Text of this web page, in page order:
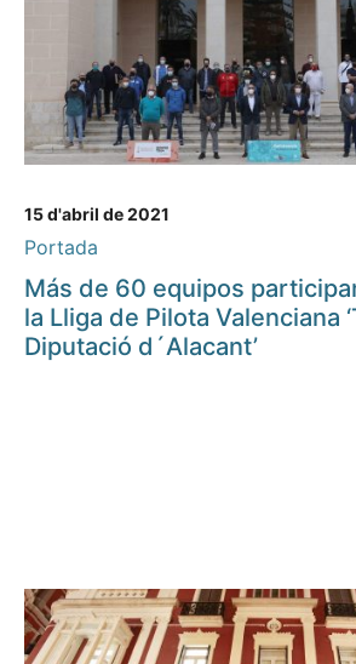
15 d'abril de 2021
Portada
Más de 60 equipos
la Lliga de Pilota Valenciana
Diputació d´Alacant’